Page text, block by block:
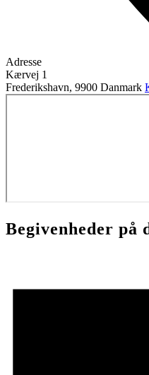
Adresse
Kærvej 1
Frederikshavn, 9900 Danmark
Begivenheder på